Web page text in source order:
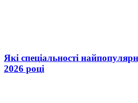
Які спеціальності
2026 році